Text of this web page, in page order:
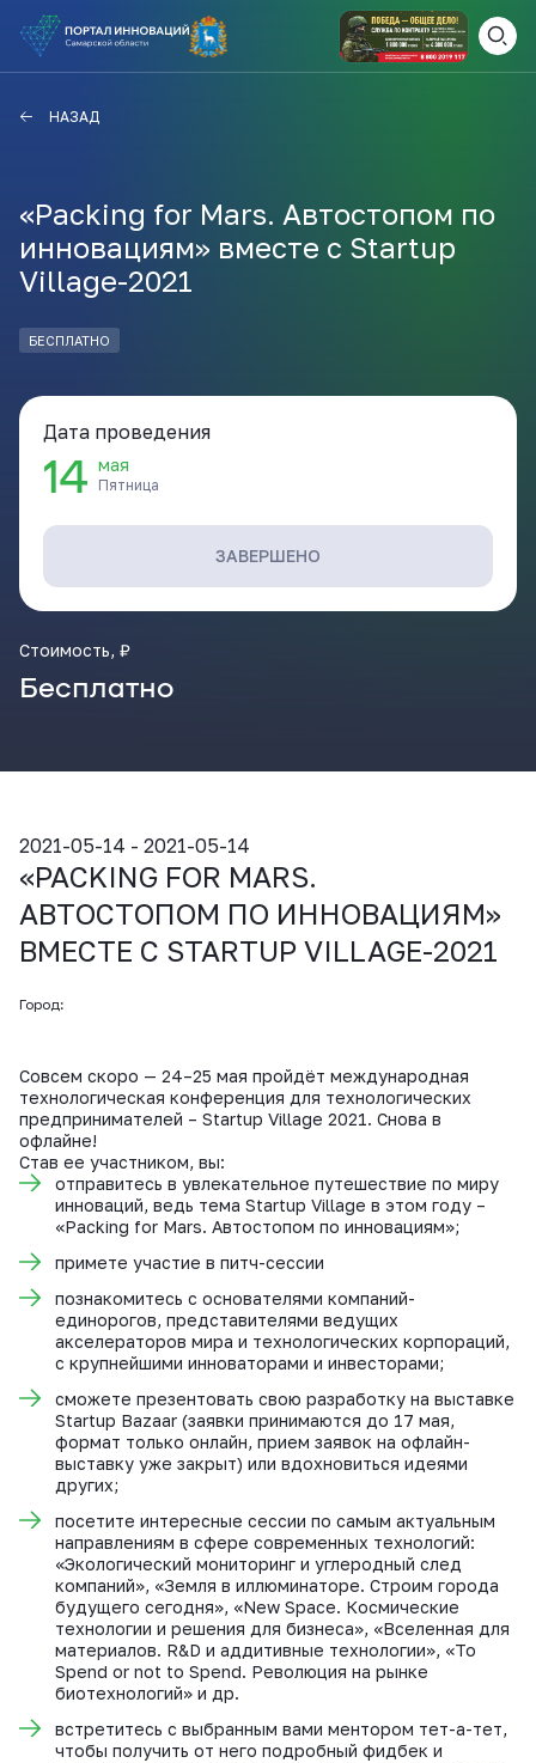
НАЗАД
«Packing for Mars. Автостопом по
инновациям» вместе с Startup
Village-2021
БЕСПЛАТНО
Дата проведения
14 мая
Пятница
ЗАВЕРШЕНО
Стоимость, ₽
Бесплатно
2021-05-14 - 2021-05-14
«PACKING FOR MARS.
АВТОСТОПОМ ПО ИННОВАЦИЯМ»
ВМЕСТЕ С STARTUP VILLAGE-2021
Город:
Совсем скоро — 24–25 мая пройдёт международная
технологическая конференция для технологических
предпринимателей – Startup Village 2021. Снова в
офлайне!
Став ее участником, вы:
отправитесь в увлекательное путешествие по миру
инноваций, ведь тема Startup Village в этом году –
«Packing for Mars. Автостопом по инновациям»;
примете участие в питч-сессии
познакомитесь с основателями компаний-
единорогов, представителями ведущих
акселераторов мира и технологических корпораций,
с крупнейшими инноваторами и инвесторами;
сможете презентовать свою разработку на выставке
Startup Bazaar (заявки принимаются до 17 мая,
формат только онлайн, прием заявок на офлайн-
выставку уже закрыт) или вдохновиться идеями
других;
посетите интересные сессии по самым актуальным
направлениям в сфере современных технологий:
«Экологический мониторинг и углеродный след
компаний», «Земля в иллюминаторе. Строим города
будущего сегодня», «New Space. Космические
технологии и решения для бизнеса», «Вселенная для
материалов. R&D и аддитивные технологии», «To
Spend or not to Spend. Революция на рынке
биотехнологий» и др.
встретитесь с выбранным вами ментором тет-а-тет,
чтобы получить от него подробный фидбек и
Актуальные конкурсы
Анонсы публикаций
ЗАКРЫТЬ
ВАМ СЮДА
ПОЛЕЗНЫЕ СТАТЬИ И
НОВОСТИ
ПОДПИСЫВАЙТЕСЬ
ВКонтакте